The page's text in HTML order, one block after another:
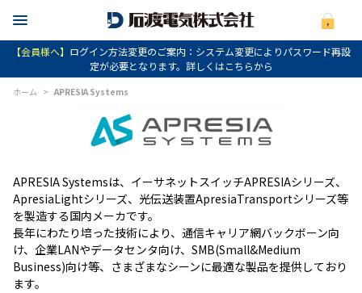
【会員様へ】 ログイン方法変更のご案内：システム変更によりパスワード再設
定が必要となります。詳しくはこちらから
ホーム > APRESIA Systems
APRESIA Systemsは、イーサネットスイッチAPRESIAシリーズ、
ApresiaLightシリーズ、光伝送装置ApresiaTransportシリーズ等
を製造する国内メーカです。
長年にわたり培った技術により、通信キャリア網バックボーン向
け、企業LANやデータセンタ向け、SMB(Small&Medium
Business)向け等、さまざまなシーンに最適な製品を提供しており
ます。